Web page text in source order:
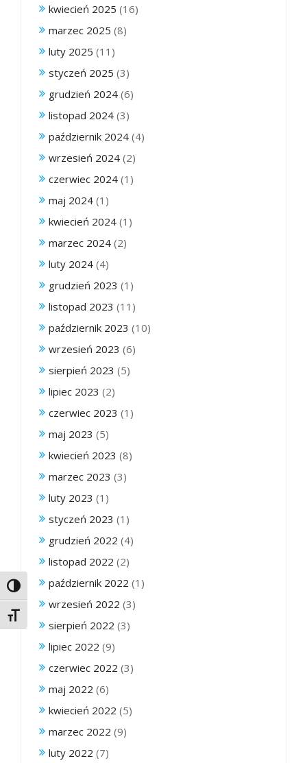
Toggle High Contrast
Toggle Font size
kwiecień 2025 (16)
marzec 2025 (8)
luty 2025 (11)
styczeń 2025 (3)
grudzień 2024 (6)
listopad 2024 (3)
październik 2024 (4)
wrzesień 2024 (2)
czerwiec 2024 (1)
maj 2024 (1)
kwiecień 2024 (1)
marzec 2024 (2)
luty 2024 (4)
grudzień 2023 (1)
listopad 2023 (11)
październik 2023 (10)
wrzesień 2023 (6)
sierpień 2023 (5)
lipiec 2023 (2)
czerwiec 2023 (1)
maj 2023 (5)
kwiecień 2023 (8)
marzec 2023 (3)
luty 2023 (1)
styczeń 2023 (1)
grudzień 2022 (4)
listopad 2022 (2)
październik 2022 (1)
wrzesień 2022 (3)
sierpień 2022 (3)
lipiec 2022 (9)
czerwiec 2022 (3)
maj 2022 (6)
kwiecień 2022 (5)
marzec 2022 (9)
luty 2022 (7)